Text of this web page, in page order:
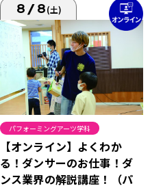
8/8(土)
パフォーミングアーツ学科
【オンライン】よくわか
る！ダンサーのお仕事！ダ
ンス業界の解説講座！（パ